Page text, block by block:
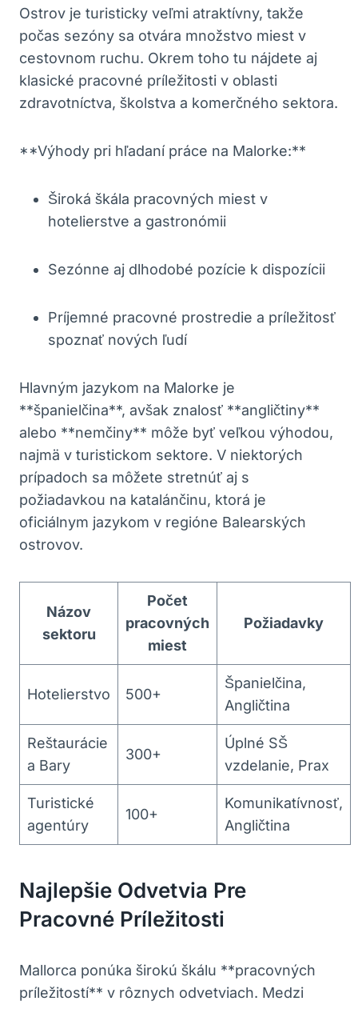
Ostrov je turisticky veľmi atraktívny, takže
počas sezóny sa otvára množstvo miest v
cestovnom ruchu. Okrem toho tu nájdete aj
klasické pracovné príležitosti v oblasti
zdravotníctva, školstva a komerčného sektora.
**Výhody pri hľadaní práce na Malorke:**
Široká škála pracovných miest v
hotelierstve a gastronómii
Sezónne aj dlhodobé pozície k dispozícii
Príjemné pracovné prostredie a príležitosť
spoznať nových ľudí
Hlavným jazykom na Malorke je
**španielčina**, avšak znalosť **angličtiny**
alebo **nemčiny** môže byť veľkou výhodou,
najmä v turistickom sektore. V niektorých
prípadoch sa môžete stretnúť aj s
požiadavkou na katalánčinu, ktorá je
oficiálnym jazykom v regióne Balearských
ostrovov.
Názov
sektoru
Počet
pracovných
miest
Požiadavky
Hotelierstvo 500+
Španielčina,
Angličtina
Reštaurácie
a Bary
300+
Úplné SŠ
vzdelanie, Prax
Turistické
agentúry
100+
Komunikatívnosť,
Angličtina
Najlepšie Odvetvia Pre
Pracovné Príležitosti
Mallorca ponúka širokú škálu **pracovných
príležitostí** v rôznych odvetviach. Medzi